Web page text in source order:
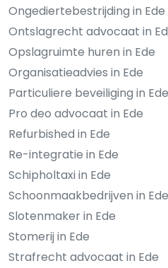
Ongediertebestrijding in Ede
Ontslagrecht advocaat in
Opslagruimte huren in Ede
Organisatieadvies in Ede
Particuliere beveiliging in Ede
Pro deo advocaat in Ede
Refurbished in Ede
Re-integratie in Ede
Schipholtaxi in Ede
Schoonmaakbedrijven in Ede
Slotenmaker in Ede
Stomerij in Ede
Strafrecht advocaat in Ede